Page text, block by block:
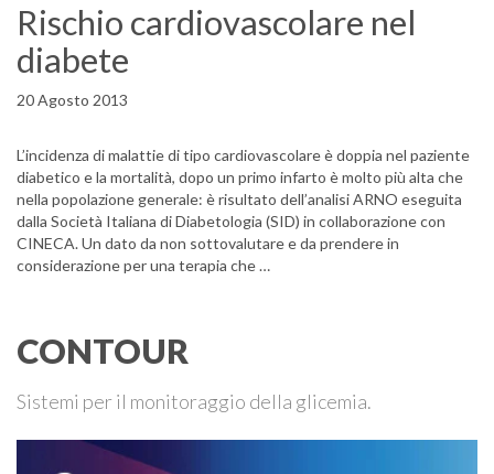
Rischio cardiovascolare nel
diabete
20 Agosto 2013
L’incidenza di malattie di tipo cardiovascolare è doppia nel paziente
diabetico e la mortalità, dopo un primo infarto è molto più alta che
nella popolazione generale: è risultato dell’analisi ARNO eseguita
dalla Società Italiana di Diabetologia (SID) in collaborazione con
CINECA. Un dato da non sottovalutare e da prendere in
considerazione per una terapia che …
CONTOUR
Sistemi per il monitoraggio della glicemia.